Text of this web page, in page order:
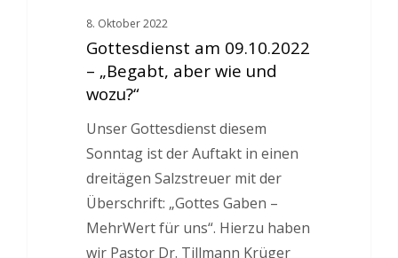
8. Oktober 2022
Gottesdienst am 09.10.2022
– „Begabt, aber wie und
wozu?“
Unser Gottesdienst diesem
Sonntag ist der Auftakt in einen
dreitägen Salzstreuer mit der
Überschrift: „Gottes Gaben –
MehrWert für uns“. Hierzu haben
wir Pastor Dr. Tillmann Krüger